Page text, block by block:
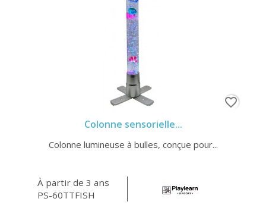
Colonne sensorielle...
Colonne lumineuse à bulles, conçue pour...
À partir de 3 ans
PS-60TTFISH
favorite_border